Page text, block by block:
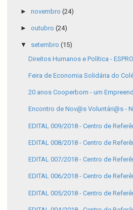
► novembro (24)
► outubro (24)
▼ setembro (15)
Direitos Humanos e Política - ESPRO
Feira de Economia Solidária do
20 anos Cooperbom - um
Encontro de Nov@s Voluntári@s -
EDITAL 009/2018 - Centro de
EDITAL 008/2018 - Centro de
EDITAL 007/2018 - Centro de
EDITAL 006/2018 - Centro de
EDITAL 005/2018 - Centro de